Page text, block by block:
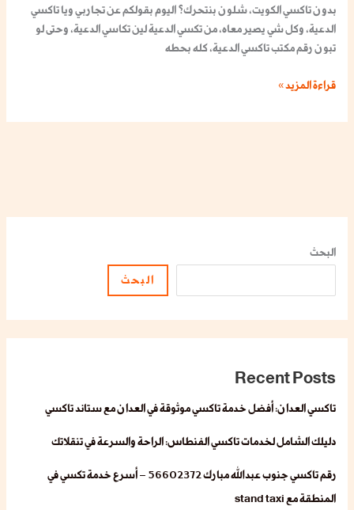
البحث
البحث
Recent Posts
تاكسي العدان: أفضل خدمة تاكسي موثوقة في العدان مع ستاند تاكسي
دليلك الشامل لخدمات تاكسي الفنطاس: الراحة والسرعة في تنقلاتك
رقم تاكسي جنوب عبدالله مبارك 56602372 – أسرع خدمة تكسي في
المنطقة مع stand taxi
بدون تاكسي الكويت، شلون بنتحرك؟ اليوم بقولكم عن تجاربي ويا تاكسي
الدعية، وكل شي يصير معاه، من تكسي الدعية لين تكاسي الدعية، وحتى لو
تبون رقم مكتب تاكسي الدعية، كله بحطه
قراءة المزيد »